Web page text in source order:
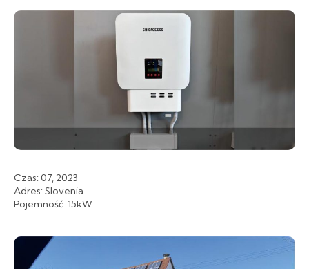
Czas: 07, 2023
Adres: Slovenia
Pojemność: 15kW